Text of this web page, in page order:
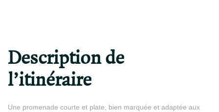
Description de
l’itinéraire
Une promenade courte et plate, bien marquée et adaptée aux